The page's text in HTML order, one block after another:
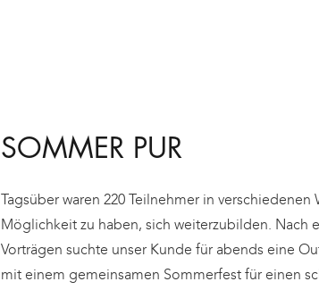
SOMMER PUR
Tagsüber waren 220 Teilnehmer in
Möglichkeit zu haben, sich weiterzubilden. Nach
Vorträgen suchte unser Kunde für abends eine
mit einem gemeinsamen Sommerfest für einen